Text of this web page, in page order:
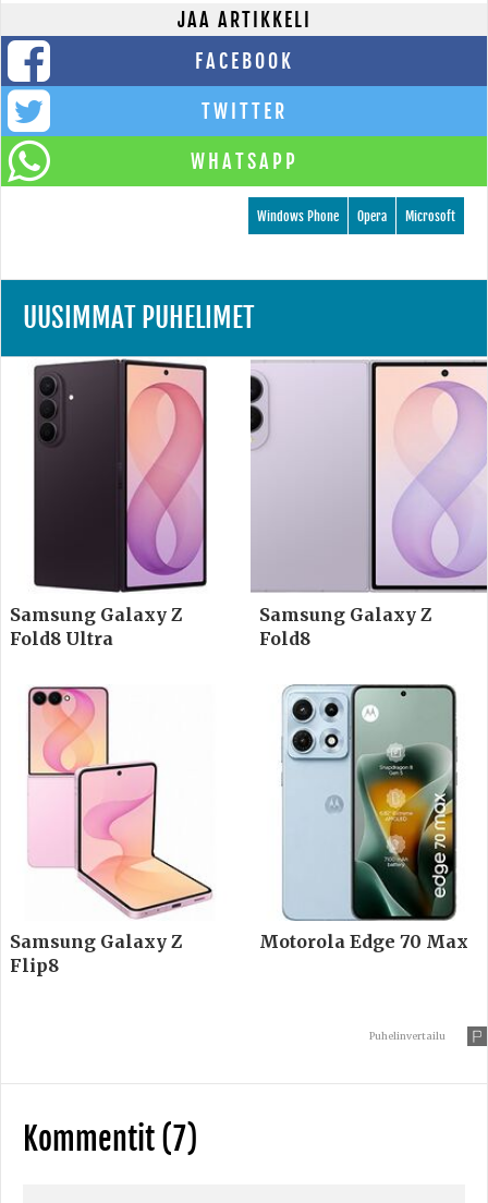
JAA ARTIKKELI
FACEBOOK
TWITTER
WHATSAPP
Microsoft
Opera
Windows Phone
UUSIMMAT PUHELIMET
Samsung Galaxy Z
Fold8 Ultra
Samsung Galaxy Z
Fold8
Samsung Galaxy Z
Flip8
Motorola Edge 70 Max
Puhelinvertailu
Kommentit (7)